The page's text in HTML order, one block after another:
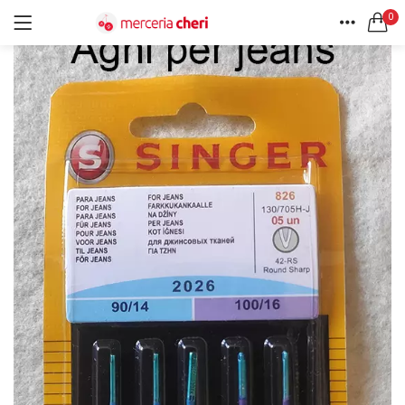
0
HOME
ACCOUNT
ACCEDI REGISTRATI
Ricordami
Password dimenticata?
CERCA IN:
Tutte le categorie
Accessori Design (56)
Accessori merceria (94)
Cesti portalavoro (8)
Aghi e spilli (24)
Applicazioni (26)
Borse (6)
Bottoni Vintage (204)
Lotti di Bottoni vintage (27)
Bottoni/alamari/automatici (46)
Alamari (5)
Calze collant donna (24)
Cappelli (16)